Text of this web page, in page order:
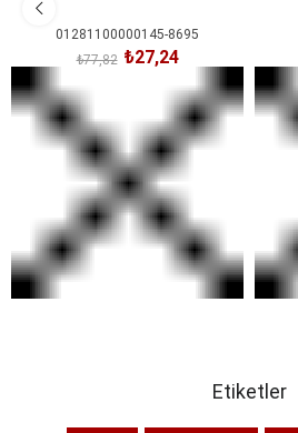
01281100000145-8695
₺27,24
₺77,82
Etiketler